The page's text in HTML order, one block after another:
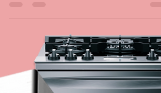
Substituição de peças originais ✔️ Atendimento
residencial e comercial CASA DA MANUTENÇÃO.
Estamos na Avenida Américas 3333 Barra da
Tijuca, RJ, 🔹 Técnico especializado e serviço com
garantia! 🔹 Trab